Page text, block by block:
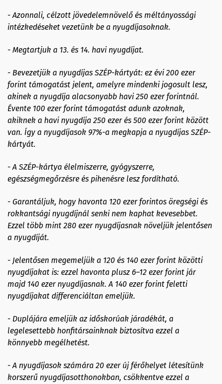
- Azonnali, célzott jövedelemnövelő és méltányossági
intézkedéseket vezetünk be a nyugdíjasoknak.
- Megtartjuk a 13. és 14. havi nyugdíjat.
- Bevezetjük a nyugdíjas SZÉP-kártyát: ez évi 200 ezer
forint támogatást jelent, amelyre mindenki jogosult lesz,
akinek a nyugdíja alacsonyabb havi 250 ezer forintnál.
Évente 100 ezer forint támogatást adunk azoknak,
akiknek a havi nyugdíja 250 ezer és 500 ezer forint között
van. Így a nyugdíjasok 97%-a megkapja a nyugdíjas SZÉP-
kártyát.
- A SZÉP-kártya élelmiszerre, gyógyszerre,
egészségmegőrzésre és pihenésre lesz fordítható.
- Garantáljuk, hogy havonta 120 ezer forintos öregségi és
rokkantsági nyugdíjnál senki nem kaphat kevesebbet.
Ezzel több mint 280 ezer nyugdíjasnak növeljük jelentősen
a nyugdíját.
- Jelentősen megemeljük a 120 és 140 ezer forint közötti
nyugdíjakat is: ezzel havonta plusz 6–12 ezer forint jár
majd 140 ezer nyugdíjasnak. A 140 ezer forint feletti
nyugdíjakat differenciáltan emeljük.
- Duplájára emeljük az időskorúak járadékát, a
legelesettebb honfitársainknak biztosítva ezzel a
könnyebb megélhetést.
- A nyugdíjasok számára 20 ezer új férőhelyet létesítünk
korszerű nyugdíjasotthonokban, csökkentve ezzel a